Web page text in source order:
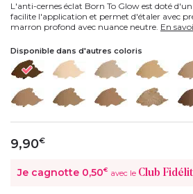
L'anti-cernes éclat Born To Glow est doté
facilite l'application et permet d'étaler avec
marron profond avec nuance neutre. En
Disponible dans d'autres coloris
9,90€
Je cagnotte 0,50€ avec le Club